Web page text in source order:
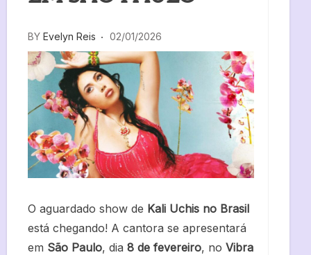
BY Evelyn Reis 02/01/2026
O aguardado show de Kali Uchis no Brasil
está chegando! A cantora se apresentará
em São Paulo, dia 8 de fevereiro, no Vibra